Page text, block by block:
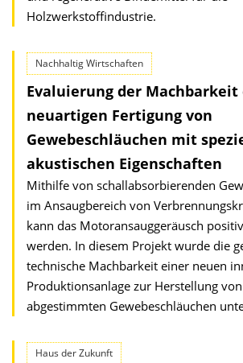
Holzwerkstoffindustrie.
Nachhaltig Wirtschaften
Evaluierung der
neuartigen Fertigung von
Gewebeschläuchen mit
akustischen Eigenschaften
Mithilfe von schallabsorbierenden
im Ansaugbereich von
kann das Motoransauggeräusch
werden. In diesem Projekt wurde die
technische Machbarkeit einer neuen
Produktionsanlage zur Herstellung
abgestimmten Gewebeschläuchen
Haus der Zukunft